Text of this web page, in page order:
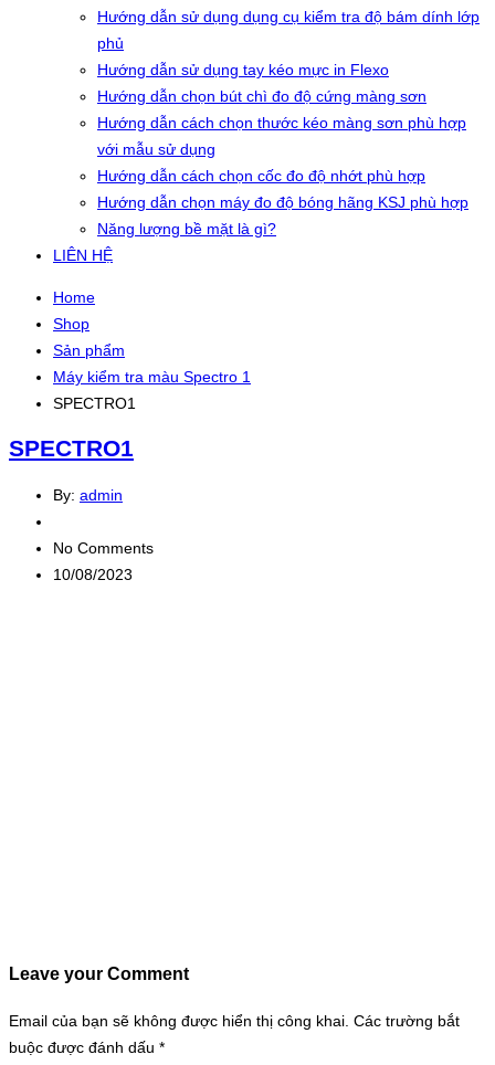
Hướng dẫn sử dụng dụng cụ kiểm tra độ bám dính lớp
phủ
Hướng dẫn sử dụng tay kéo mực in Flexo
Hướng dẫn chọn bút chì đo độ cứng màng sơn
Hướng dẫn cách chọn thước kéo màng sơn phù hợp
với mẫu sử dụng
Hướng dẫn cách chọn cốc đo độ nhớt phù hợp
Hướng dẫn chọn máy đo độ bóng hãng KSJ phù hợp
Năng lượng bề mặt là gì?
LIÊN HỆ
Home
Shop
Sản phẩm
Máy kiểm tra màu Spectro 1
SPECTRO1
SPECTRO1
By: admin
No Comments
10/08/2023
Leave your Comment
Email của bạn sẽ không được hiển thị công khai. Các trường bắt
buộc được đánh dấu *